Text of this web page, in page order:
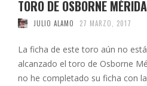
TORO DE OSBORNE MÉRIDA
JULIO ALAMO 27 MARZO, 2017
La ficha de este toro aún no
alcanzado el toro de Osborne
no he completado su ficha con